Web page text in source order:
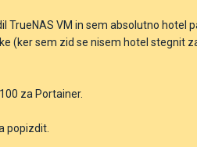
VM in sem absolutno hotel
(ker sem zid se nisem hotel stegnit
za Portainer.
popizdit.